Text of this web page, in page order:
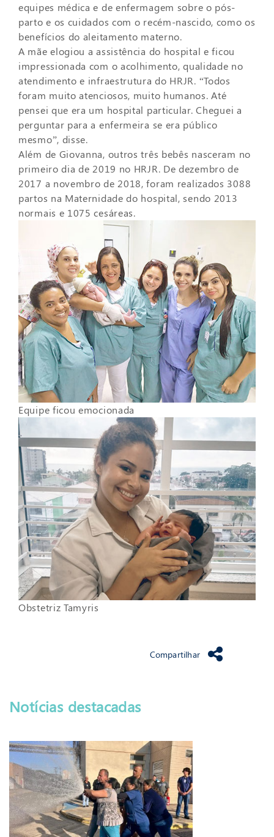
equipes médica e de enfermagem sobre o pós-
parto e os cuidados com o recém-nascido, como os
benefícios do aleitamento materno.
A mãe elogiou a assistência do hospital e ficou
impressionada com o acolhimento, qualidade no
atendimento e infraestrutura do HRJR. “Todos
foram muito atenciosos, muito humanos. Até
pensei que era um hospital particular. Cheguei a
perguntar para a enfermeira se era público
mesmo”, disse.
Além de Giovanna, outros três bebês nasceram no
primeiro dia de 2019 no HRJR. De dezembro de
2017 a novembro de 2018, foram realizados 3088
partos na Maternidade do hospital, sendo 2013
normais e 1075 cesáreas.
Equipe ficou emocionada
Obstetriz Tamyris
Compartilhar
Notícias destacadas